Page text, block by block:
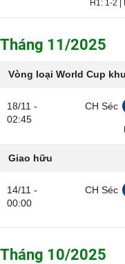
H1:1-2
Tháng 11/2025
Vòng loại World Cup
18/11 -
02:45
CH Séc
Giao hữu
14/11 -
00:00
CH Séc
Tháng 10/2025